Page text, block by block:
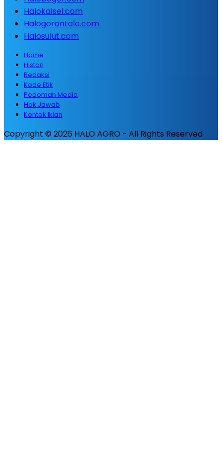
Halokalsel.com
Halogorontalo.com
Halosulut.com
Home
Histori
Redaksi
Kode Etik
Pedoman Media
Hak Jawab
Kontak Iklan
Copyright © 2026 HALO AGRO - All Rights Reserved